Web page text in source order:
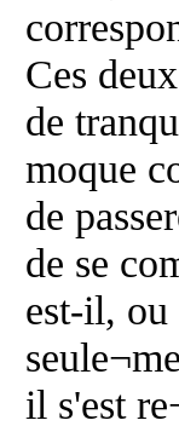
Ces
de
moque
de
de se
est-il, ou
il s'est